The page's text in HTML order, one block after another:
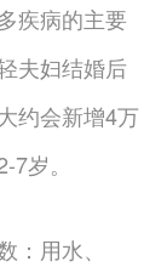
疾病的主要
夫妇结婚后
约会新增4万
岁。
用水、